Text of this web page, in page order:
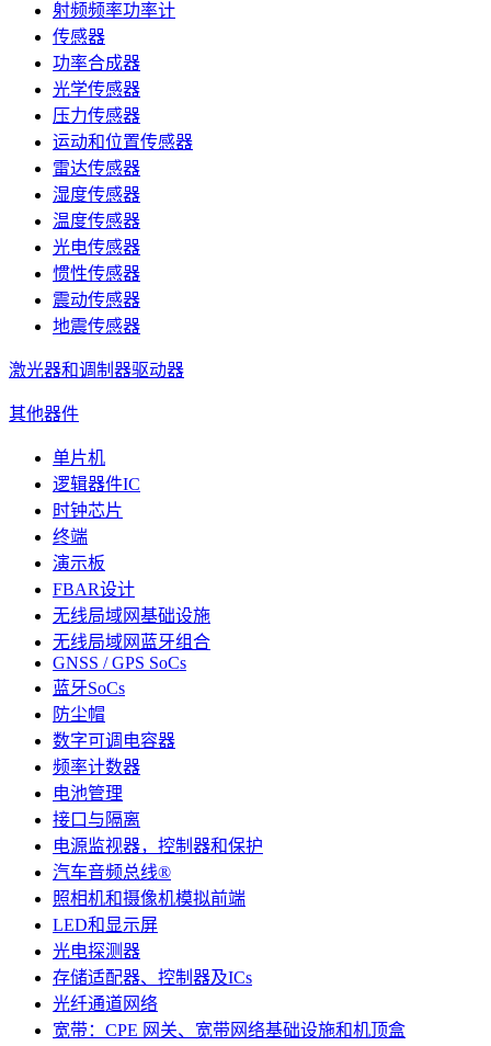
射频频率功率计
传感器
功率合成器
光学传感器
压力传感器
运动和位置传感器
雷达传感器
湿度传感器
温度传感器
光电传感器
惯性传感器
震动传感器
地震传感器
激光器和调制器驱动器
其他器件
单片机
逻辑器件IC
时钟芯片
终端
演示板
FBAR设计
无线局域网基础设施
无线局域网蓝牙组合
GNSS / GPS SoCs
蓝牙SoCs
防尘帽
数字可调电容器
频率计数器
电池管理
接口与隔离
电源监视器，控制器和保护
汽车音频总线®
照相机和摄像机模拟前端
LED和显示屏
光电探测器
存储适配器、控制器及ICs
光纤通道网络
宽带：CPE 网关、宽带网络基础设施和机顶盒